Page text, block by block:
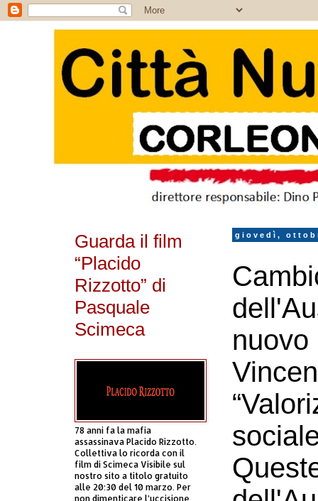
giovedì,
nuovo
Guarda il film
“Placido
Rizzotto” di
Pasquale
Scimeca
78 anni fa la mafia
assassinava Placido Rizzotto.
Collettiva lo ricorda con il
film di Scimeca Visibile sul
nostro sito a titolo gratuito
alle 20:30 del 10 marzo. Per
non dimenticare l’uccisione